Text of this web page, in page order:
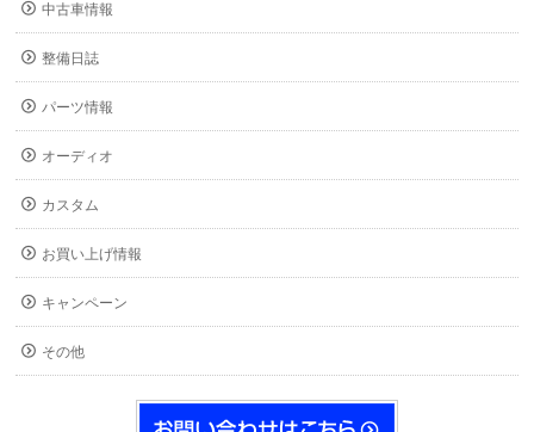
中古車情報
整備日誌
パーツ情報
オーディオ
カスタム
お買い上げ情報
キャンペーン
その他